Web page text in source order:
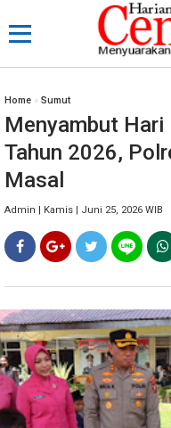
Home » Sumut
Menyambut Hari
Tahun 2026,
Masal
Admin | Kamis | Juni 25, 2026 WIB